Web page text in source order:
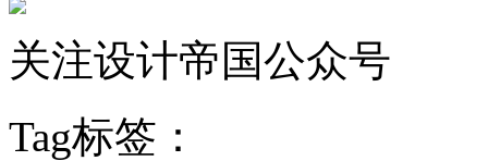
关注设计帝国公众号
Tag标签：